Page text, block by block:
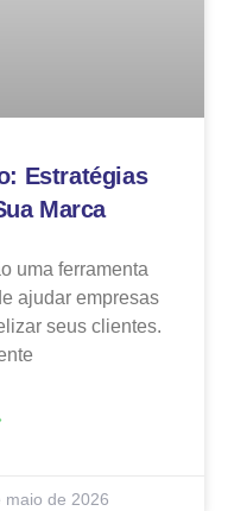
Estratégias
Marca
uma ferramenta
ajudar empresas
seus clientes.
maio de 2026